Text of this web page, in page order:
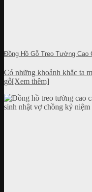
Đồng Hồ Gỗ Treo Tường Cao
Có những khoảnh khắc ta
gỗ[Xem thêm]